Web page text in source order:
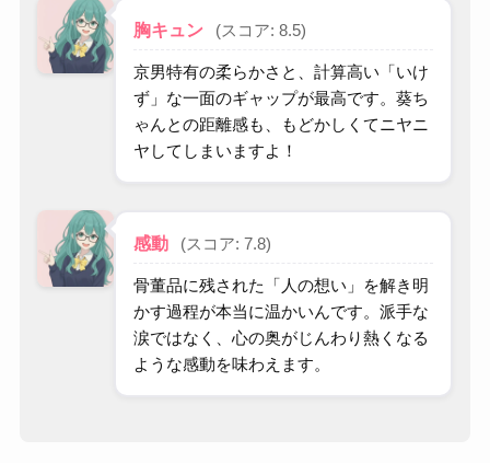
胸キュン (スコア: 8.5)
京男特有の柔らかさと、計算高い「いけ
ず」な一面のギャップが最高です。葵ち
ゃんとの距離感も、もどかしくてニヤニ
ヤしてしまいますよ！
感動 (スコア: 7.8)
骨董品に残された「人の想い」を解き明
かす過程が本当に温かいんです。派手な
涙ではなく、心の奥がじんわり熱くなる
ような感動を味わえます。